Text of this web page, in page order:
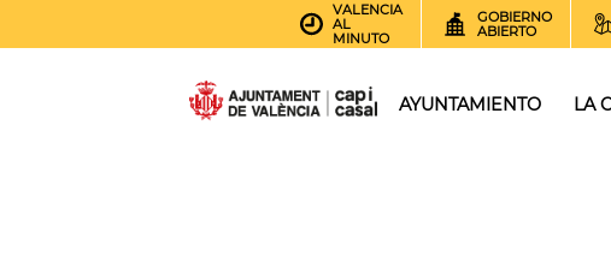
VALENCIA
AL
MINUTO
GOBIERNO
ABIERTO
AYUNTAMIENTO LA